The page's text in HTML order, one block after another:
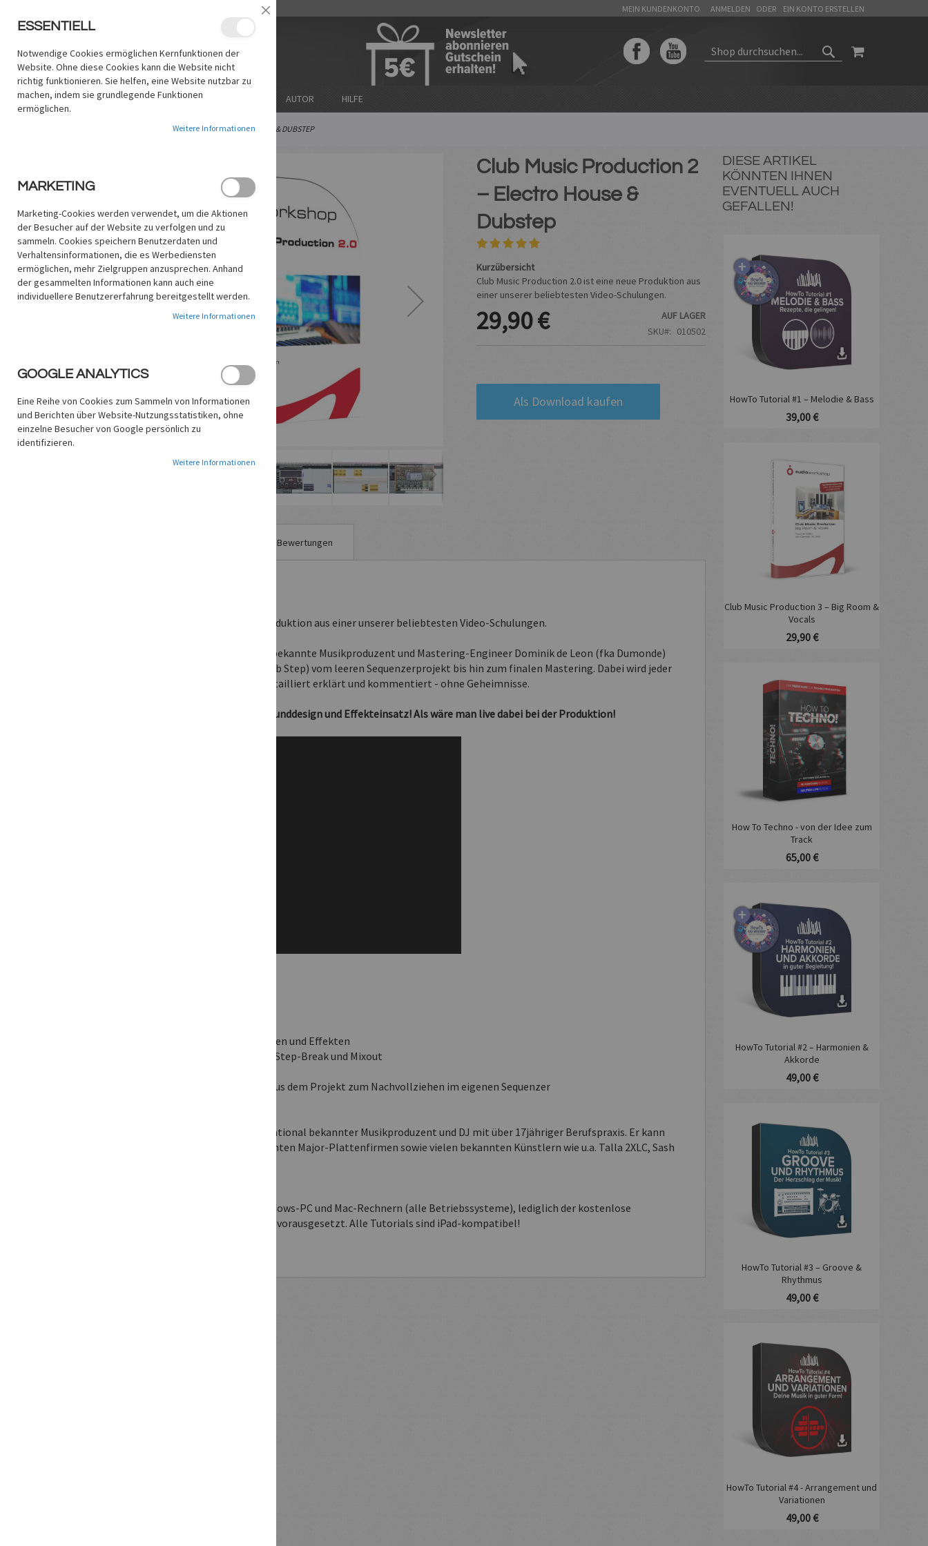
INHALT
MEIN KUNDENKONTO ANMELDEN EIN KONTO ERSTELLEN
WARENKORB
SUCHEN
THEMA SOFTWARE/MARKE AUTOR HILFE
CLUB MUSIC PRODUCTION 2 – ELECTRO HOUSE & DUBSTEP
Club Music Production 2
– Electro House &
Dubstep
Kurzübersicht
Club Music Production 2.0 ist eine neue Produktion aus
einer unserer beliebtesten Video-Schulungen.
29,90 €
AUF LAGER
SKU
010502
Als Download kaufen
der
springen
Club Music Production 2.0 ist eine neue Produktion aus einer unserer beliebtesten Video-Schulungen.
In 8 Stunden produziert der international bekannte Musikproduzent und Mastering-Engineer Dominik de Leon (fka Dumonde)
einen kompletten Track (Style: Electro/Dub Step) vom leeren Sequenzerprojekt bis hin zum finalen Mastering. Dabei wird jeder
einzelne Entstehungsschritt vom Profi detailliert erklärt und kommentiert - ohne Geheimnisse.
Der Schwerpunkt liegt in den Bereichen Sounddesign und Effekteinsatz! Als wäre man live dabei bei der Produktion!
• Tipps & Tricks zu zahlreichen Instrumenten und Effekten
• Aufbau des Arrangements mit Intro, Dub Step-Break und Mixout
• Bonus: Zahlreiche Audio- und MIDI-Files aus dem Projekt zum Nachvollziehen im eigenen Sequenzer
Dominik de Leon (fka Dumonde) ist international bekannter Musikproduzent und DJ mit über 17jähriger Berufspraxis. Er kann
auf eine Zusammenarbeit mit allen relevanten Major-Plattenfirmen sowie vielen bekannten Künstlern wie u.a. Talla 2XLC, Sash
Die Tutorial-Videos laufen sowohl auf Windows-PC und Mac-Rechnern (alle Betriebssysteme), lediglich der kostenlose
Quicktime-Player oder der VLC-Player wird vorausgesetzt. Alle Tutorials sind iPad-kompatibel!
Bewertungen
DIESE ARTIKEL
KÖNNTEN IHNEN
EVENTUELL AUCH
GEFALLEN!
HowTo Tutorial #1 – Melodie & Bass
39,00 €
Club Music Production 3 – Big Room &
Vocals
29,90 €
How To Techno - von der Idee zum
Track
65,00 €
HowTo Tutorial #2 – Harmonien &
Akkorde
49,00 €
HowTo Tutorial #3 – Groove &
Rhythmus
49,00 €
HowTo Tutorial #4 - Arrangement und
Variationen
49,00 €
Schließen
ESSENTIELL
Notwendige Cookies ermöglichen Kernfunktionen der
Website. Ohne diese Cookies kann die Website nicht
richtig funktionieren. Sie helfen, eine Website nutzbar zu
machen, indem sie grundlegende Funktionen
ermöglichen.
Weitere Informationen
MARKETING
Marketing-Cookies werden verwendet, um die Aktionen
der Besucher auf der Website zu verfolgen und zu
sammeln. Cookies speichern Benutzerdaten und
Verhaltensinformationen, die es Werbediensten
ermöglichen, mehr Zielgruppen anzusprechen. Anhand
der gesammelten Informationen kann auch eine
individuellere Benutzererfahrung bereitgestellt werden.
Weitere Informationen
GOOGLE ANALYTICS
Eine Reihe von Cookies zum Sammeln von Informationen
und Berichten über Website-Nutzungsstatistiken, ohne
einzelne Besucher von Google persönlich zu
identifizieren.
Weitere Informationen